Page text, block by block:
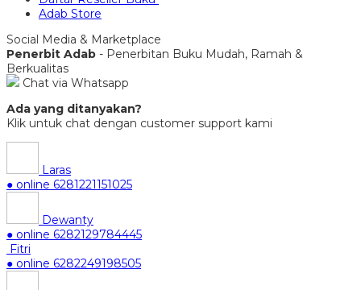
Adab Store
Social Media & Marketplace
Penerbit Adab - Penerbitan Buku Mudah, Ramah &
Berkualitas
Chat via Whatsapp
Ada yang ditanyakan?
Klik untuk chat dengan customer support kami
Laras
● online 6281221151025
Dewanty
● online 6282129784445
Fitri
● online 6282249198505